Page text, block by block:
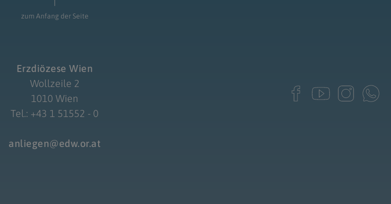
zum Anfang der Seite
Erzdiözese Wien
Wollzeile 2
1010 Wien
Tel.: +43 1 51552 - 0
anliegen@edw.or.at